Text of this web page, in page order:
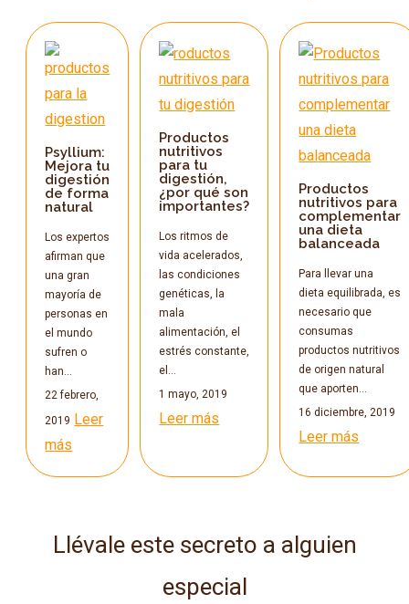
Psyllium:
Mejora tu
digestión
de forma
natural
Los expertos
afirman que
una gran
mayoría de
personas en
el mundo
sufren o
han…
22 febrero,
2019 Leer
más
Productos
nutritivos
para tu
digestión,
¿por qué son
importantes?
Los ritmos de
vida acelerados,
las condiciones
genéticas, la
mala
alimentación, el
estrés constante,
el…
1 mayo, 2019
Leer más
Productos
nutritivos para
complementar
una dieta
balanceada
Para llevar una
dieta equilibrada, es
necesario que
consumas
productos nutritivos
de origen natural
que aporten…
16 diciembre, 2019
Leer más
Llévale este secreto a alguien
especial